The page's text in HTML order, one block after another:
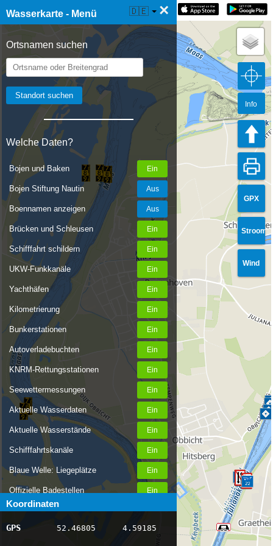
Wasserkarte - Menü ×
Ortsnamen suchen
Welche Daten?
Bojen und Baken
Bojen Stiftung Nautin
Boennamen anzeigen
Brücken und Schleusen
Schifffahrt schildern
UKW-Funkkanäle
Yachthäfen
Kilometrierung
Bunkerstationen
Autoverladebuchten
KNRM-Rettungsstationen
Seewettermessungen
Aktuelle Wasserdaten
Aktuelle Wasserstände
Schifffahrtskanäle
Blaue Welle: Liegeplätze
Offizielle Badestellen
Nachrichten Binnenschifffahrt
AIS-Schiffspositionen
Koordinaten
GPS 52.46805 4.59185
☰ Wasserkarte Live 🇩🇪
GPX
Stroom
Wind
Info